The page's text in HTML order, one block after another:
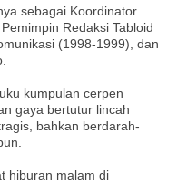
sebagai Koordinator
Redaksi Tabloid
(1998-1999), dan
kumpulan cerpen
gaya bertutur lincah
bahkan berdarah-
hiburan malam di